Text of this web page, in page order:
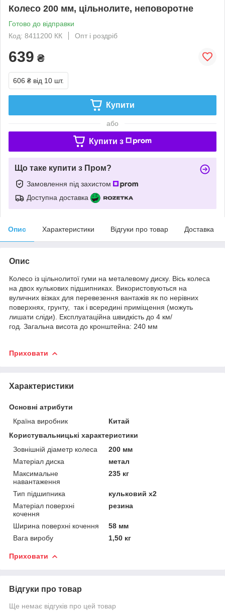
Колесо 200 мм, цільнолите, неповоротне
Готово до відправки
Код: 8411200 КК
Опт і роздріб
639 ₴
606 ₴ від 10 шт.
Купити
або
Купити з
Що таке купити з Пром?
Замовлення під захистом
Доступна доставка
Опис Характеристики Відгуки про товар Доставка
Опис
Колесо із цільнолитої гуми на металевому диску. Вісь колеса
на двох кулькових підшипниках. Використовуються на
вуличних візках для перевезення вантажів як по нерівних
поверхнях, грунту, так і всередині приміщення (можуть
лишати сліди). Експлуатаційна швидкість до 4 км/
год. Загальна висота до кронштейна: 240 мм
Приховати
Характеристики
Основні атрибути
Країна виробник
Китай
Користувальницькі характеристики
Зовнішній діаметр колеса
200 мм
Матеріал диска
метал
Максимальне
навантаження
235 кг
Тип підшипника
кульковий x2
Матеріал поверхні
кочення
резина
Ширина поверхні кочення
58 мм
Вага виробу
1,50 кг
Приховати
Відгуки про товар
Ще немає відгуків про цей товар